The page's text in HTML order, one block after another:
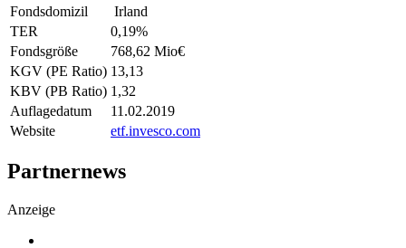
Fondsdomizil
Irland
TER
0,19%
Fondsgröße
768,62 Mio€
KGV (PE Ratio) 13,13
KBV (PB Ratio) 1,32
Auflagedatum
11.02.2019
Website
etf.invesco.com
Partnernews
Anzeige